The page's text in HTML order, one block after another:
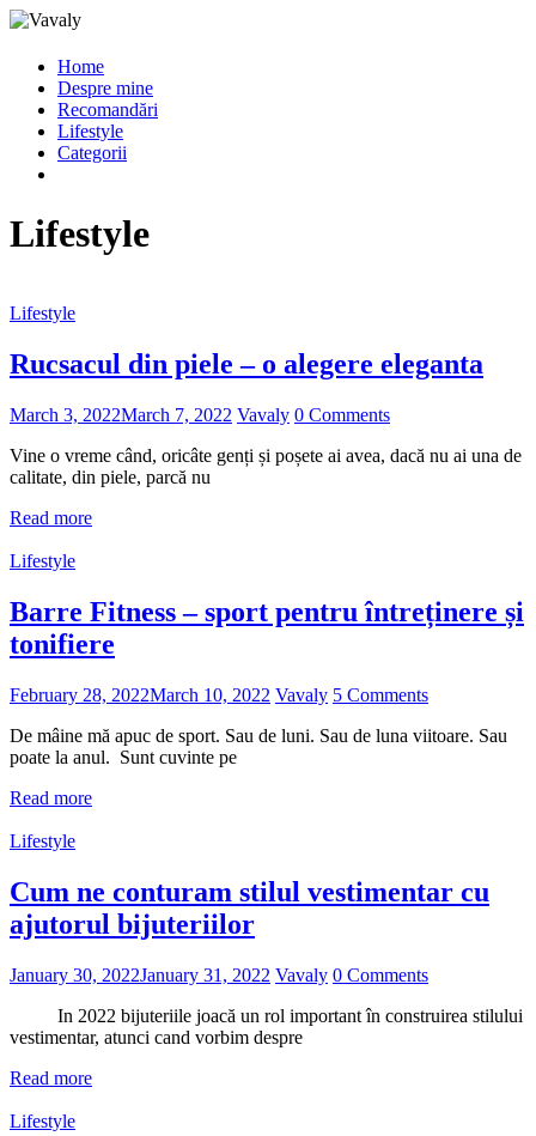
Home
Despre mine
Recomandări
Lifestyle
Categorii
Lifestyle
Lifestyle
Rucsacul din piele – o alegere eleganta
March 3, 2022March 7, 2022 Vavaly 0 Comments
Vine o vreme când, oricâte genți și poșete ai avea, dacă nu ai una de
calitate, din piele, parcă nu
Read more
Lifestyle
Barre Fitness – sport pentru întreținere și
tonifiere
February 28, 2022March 10, 2022 Vavaly 5 Comments
De mâine mă apuc de sport. Sau de luni. Sau de luna viitoare. Sau
poate la anul. Sunt cuvinte pe
Read more
Lifestyle
Cum ne conturam stilul vestimentar cu
ajutorul bijuteriilor
January 30, 2022January 31, 2022 Vavaly 0 Comments
In 2022 bijuteriile joacă un rol important în construirea stilului
vestimentar, atunci cand vorbim despre
Read more
Lifestyle